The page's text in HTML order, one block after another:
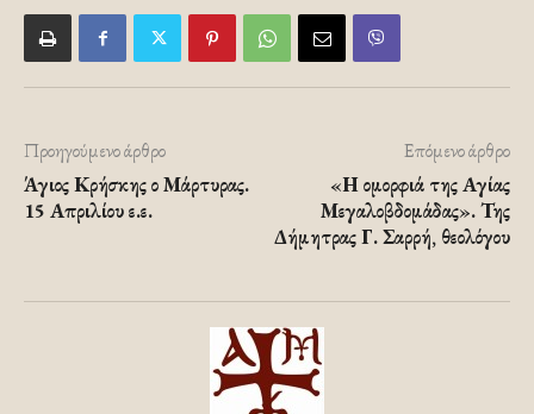
Προηγούμενο άρθρο
Άγιος Κρήσκης ο Μάρτυρας.
15 Απριλίου ε.ε.
Επόμενο άρθρο
«Η ομορφιά της Αγίας
Μεγαλοβδομάδας». Της
Δήμητρας Γ. Σαρρή, θεολόγου